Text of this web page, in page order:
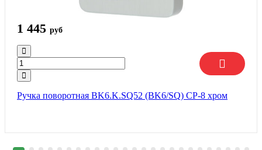
1 445 руб
Ручка поворотная BK6.K.SQ52 (BK6/SQ) CP-8 хром